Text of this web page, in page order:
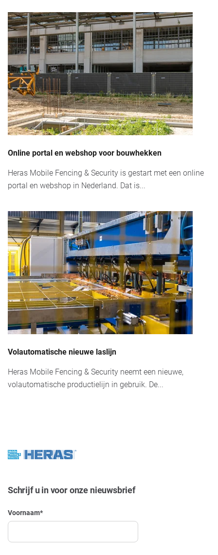
Online portal en webshop voor bouwhekken
Heras Mobile Fencing & Security is gestart met een online
portal en webshop in Nederland. Dat is...
Volautomatische nieuwe laslijn
Heras Mobile Fencing & Security neemt een nieuwe,
volautomatische productielijn in gebruik. De...
Schrijf u in voor onze nieuwsbrief
Voornaam*